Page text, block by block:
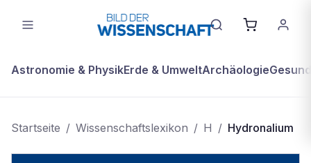
Astronomie & PhysikErde & UmweltArchäologie
Startseite / Wissenschaftslexikon / H / Hydronalium